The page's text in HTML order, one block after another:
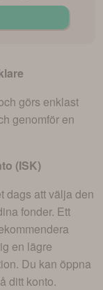
görs enklast
genomför en
(ISK)
dags att välja den
fonder. Ett
en lägre
Du kan öppna
ditt konto.